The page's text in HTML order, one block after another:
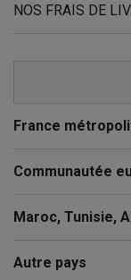
NOS FRAIS DE
France
Communautée
Maroc, Tunisie,
Autre pays